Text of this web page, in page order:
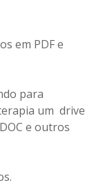
em PDF e
para
um drive
e outros